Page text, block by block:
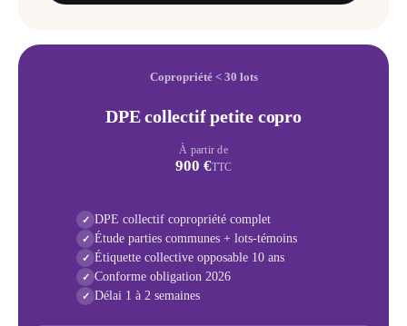
Copropriété < 30 lots
DPE collectif petite copro
À partir de
900 €TTC
✓ DPE collectif copropriété complet
✓ Étude parties communes + lots-témoins
✓ Étiquette collective opposable 10 ans
✓ Conforme obligation 2026
✓ Délai 1 à 2 semaines